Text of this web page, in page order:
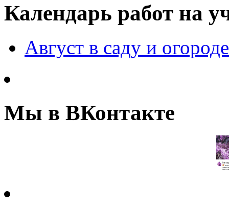
Календарь работ на
Август в саду и огороде
Мы в ВКонтакте